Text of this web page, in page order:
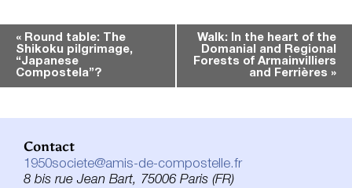
Event
Navigation
« Round table: The
Shikoku pilgrimage,
“Japanese
Compostela”?
Walk: In the heart of the
Domanial and Regional
Forests of Armainvilliers
and Ferrières »
Contact
1950societe@amis-de-compostelle.fr
8 bis rue Jean Bart, 75006 Paris (FR)